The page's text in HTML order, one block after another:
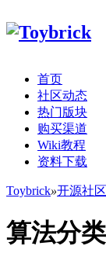
首页
社区动态
热门版块
购买渠道
Wiki教程
资料下载
Toybrick»开源社区
算法分